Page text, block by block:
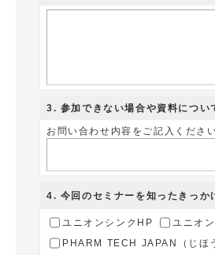
3. 参加できない場合や資料につ
お問い合わせ内容をご記入ください
4. 今回のセミナーを知ったきっか
ユニオンシンクHP ユニオ
PHARM TECH JAPAN（じほ